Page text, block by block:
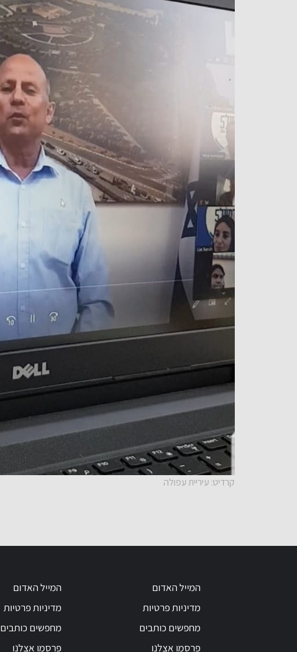
קרדיט: עיריית עפולה
המייל האדום
מדיניות פרטיות
מחפשים כותבים
פרסמו אצלנו
המייל האדום
מדיניות פרטיות
מחפשים כותבים
פרסמו אצלנו